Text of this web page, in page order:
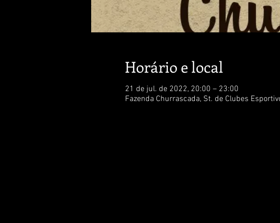
Horário e local
21 de jul. de 2022, 20:00 – 23:00
Fazenda Churrascada, St. de Clubes